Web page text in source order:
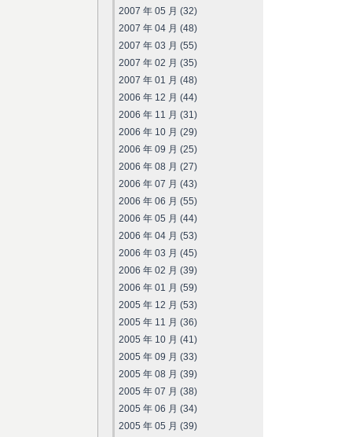
2007 年 05 月 (32)
2007 年 04 月 (48)
2007 年 03 月 (55)
2007 年 02 月 (35)
2007 年 01 月 (48)
2006 年 12 月 (44)
2006 年 11 月 (31)
2006 年 10 月 (29)
2006 年 09 月 (25)
2006 年 08 月 (27)
2006 年 07 月 (43)
2006 年 06 月 (55)
2006 年 05 月 (44)
2006 年 04 月 (53)
2006 年 03 月 (45)
2006 年 02 月 (39)
2006 年 01 月 (59)
2005 年 12 月 (53)
2005 年 11 月 (36)
2005 年 10 月 (41)
2005 年 09 月 (33)
2005 年 08 月 (39)
2005 年 07 月 (38)
2005 年 06 月 (34)
2005 年 05 月 (39)